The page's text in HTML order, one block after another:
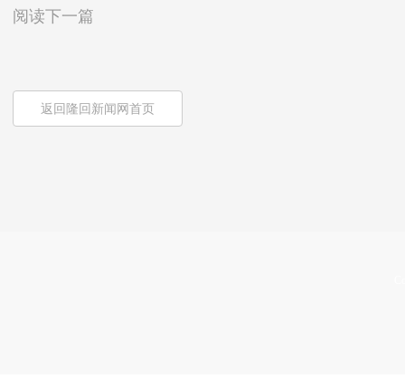
阅读下一篇
返回隆回新闻网首页